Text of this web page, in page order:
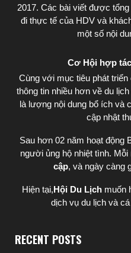
2017. Các bài viết được
đi thực tế của HDV và
một số nội
Cơ Hội hợp
Cùng với mục tiêu phát triển
thông tin nhiều hơn về du
là lượng nội dung bổ ích và
cập nhật
Sau hơn 02 năm hoạt động
người ủng hộ nhiệt tình.
cập, và ngày càng
Hiện tại,Hội Du Lịch muốn
dịch vụ du lịch và
RECENT POSTS